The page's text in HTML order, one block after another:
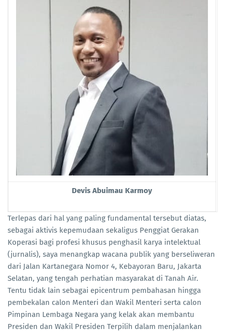
Devis Abuimau Karmoy
Terlepas dari hal yang paling fundamental tersebut diatas,
sebagai aktivis kepemudaan sekaligus Penggiat Gerakan
Koperasi bagi profesi khusus penghasil karya intelektual
(jurnalis), saya menangkap wacana publik yang berseliweran
dari Jalan Kartanegara Nomor 4, Kebayoran Baru, Jakarta
Selatan, yang tengah perhatian masyarakat di Tanah Air.
Tentu tidak lain sebagai epicentrum pembahasan hingga
pembekalan calon Menteri dan Wakil Menteri serta calon
Pimpinan Lembaga Negara yang kelak akan membantu
Presiden dan Wakil Presiden Terpilih dalam menjalankan